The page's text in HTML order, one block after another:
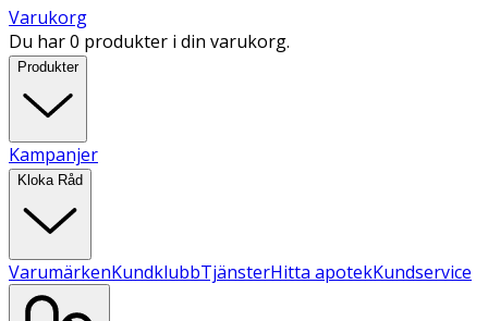
Varukorg
Du har 0 produkter i din varukorg.
Produkter
Kampanjer
Kloka Råd
VarumärkenKundklubbTjänsterHitta apotekKundservice